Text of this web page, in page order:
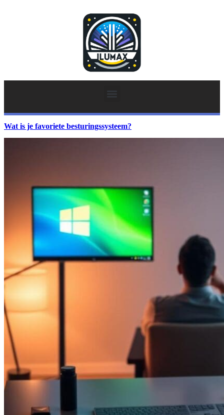
Wat is je favoriete besturingssysteem?